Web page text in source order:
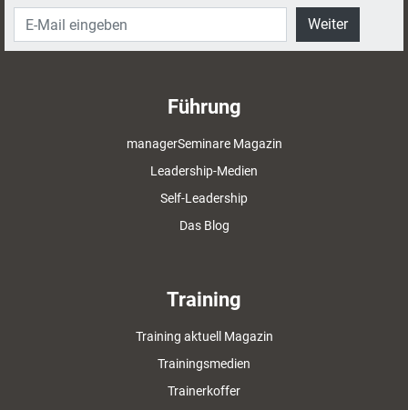
Weiter
Führung
managerSeminare Magazin
Leadership-Medien
Self-Leadership
Das Blog
Training
Training aktuell Magazin
Trainingsmedien
Trainerkoffer